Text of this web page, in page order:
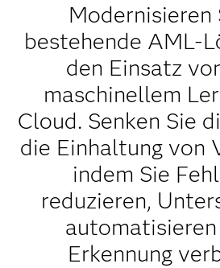
Modernisieren
bestehende AML-
den Einsatz
maschinellem
Cloud. Senken Sie
die Einhaltung von
indem Sie
reduzieren,
Erkennung